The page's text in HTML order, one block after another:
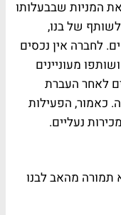
המניות שבבעלותו
בערכן הנקוב, כלהלן: 64% לבנו ו-36% לשותף של בנו,
לחברה אין נכסים
מעוניינים
לאחר העברת
כאמור, הפעילות
נעליים.
תמורה מהאב לבנו